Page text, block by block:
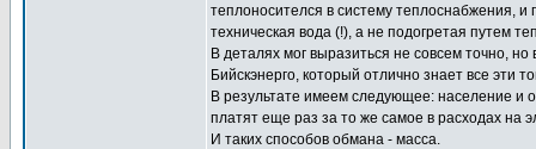
теплоносителся в систему теплоснабжения, и
техническая вода (!), а не подогретая путем
В деталях мог выразиться не совсем точно,
Бийскэнерго, который отлично знает все эти
В результате имеем следующее: население и
платят еще раз за то же самое в расходах на
И таких способов обмана - масса.